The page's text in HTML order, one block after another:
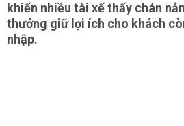
khiến nhiều tài xế thấy chán
thưởng giữ lợi ích cho khách
nhập.